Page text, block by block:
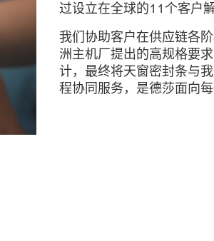
过设立在全球的11个客户
我们协助客户在供应链各
洲主机厂提出的高规格要
计，最终将天窗密封条与
程协同服务，是德莎面向